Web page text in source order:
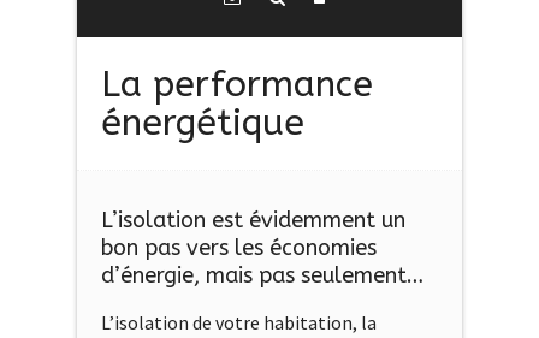
La performance
énergétique
L’isolation est évidemment un
bon pas vers les économies
d’énergie, mais pas seulement…
L’isolation de votre habitation, la